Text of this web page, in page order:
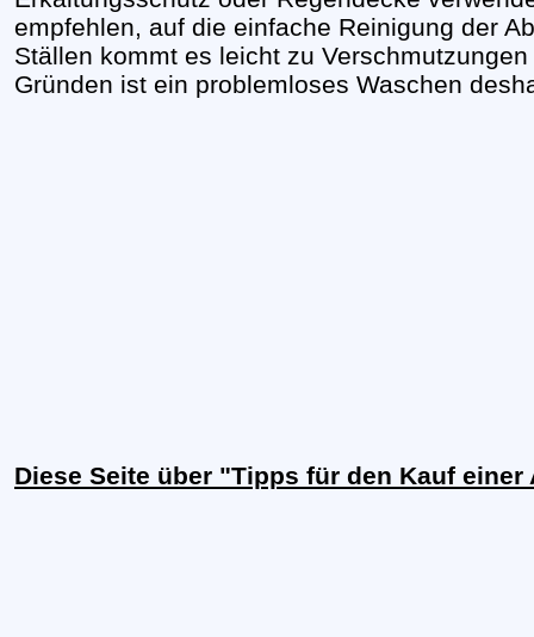
empfehlen, auf die einfache Reinigung der
Ställen kommt es leicht zu
Gründen ist ein problemloses Waschen
Diese Seite über "Tipps für den Kauf